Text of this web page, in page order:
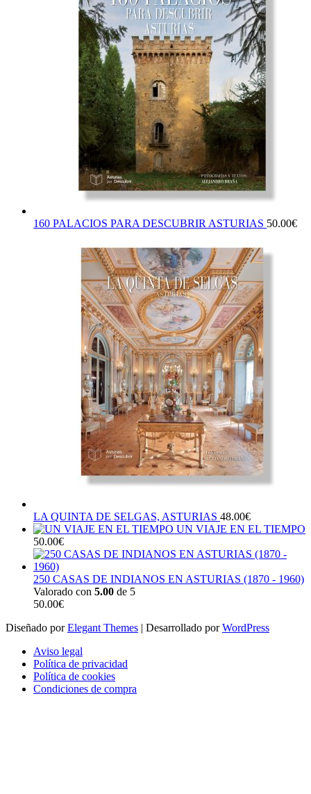
160 PALACIOS PARA DESCUBRIR ASTURIAS 50.00€
LA QUINTA DE SELGAS, ASTURIAS 48.00€
UN VIAJE EN EL TIEMPO
50.00€
250 CASAS DE INDIANOS EN ASTURIAS (1870 - 1960)
Valorado con 5.00 de 5
50.00€
Diseñado porElegant Themes | Desarrollado porWordPress
Aviso legal
Política de privacidad
Política de cookies
Condiciones de compra